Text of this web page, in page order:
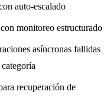
auto-escalado
con monitoreo estructurado
asíncronas fallidas
recuperación de